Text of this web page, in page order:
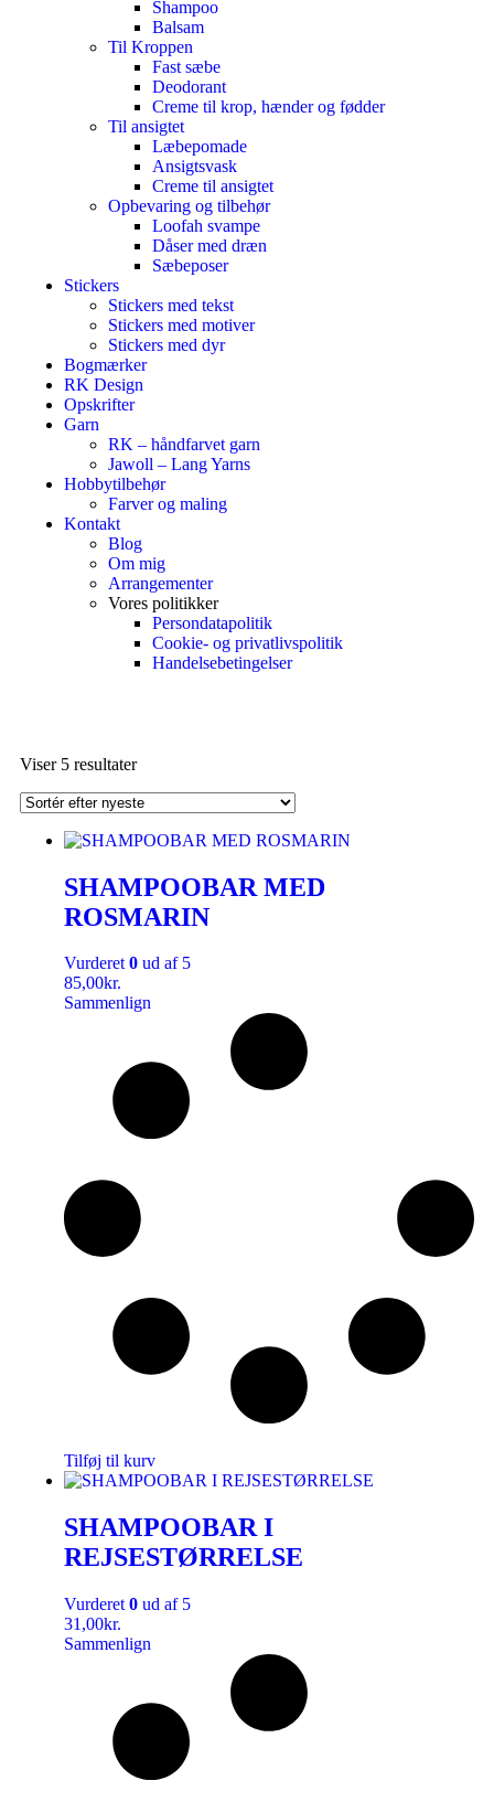
Shampoo
Balsam
Til Kroppen
Fast sæbe
Deodorant
Creme til krop, hænder og fødder
Til ansigtet
Læbepomade
Ansigtsvask
Creme til ansigtet
Opbevaring og tilbehør
Loofah svampe
Dåser med dræn
Sæbeposer
Stickers
Stickers med tekst
Stickers med motiver
Stickers med dyr
Bogmærker
RK Design
Opskrifter
Garn
RK – håndfarvet garn
Jawoll – Lang Yarns
Hobbytilbehør
Farver og maling
Kontakt
Blog
Om mig
Arrangementer
Vores politikker
Persondatapolitik
Cookie- og privatlivspolitik
Handelsebetingelser
Viser 5 resultater
SHAMPOOBAR MED
ROSMARIN
Vurderet0 ud af 5
85,00kr.
Sammenlign
Tilføj til kurv
SHAMPOOBAR I
REJSESTØRRELSE
Vurderet 0 ud af 5
31,00kr.
Sammenlign